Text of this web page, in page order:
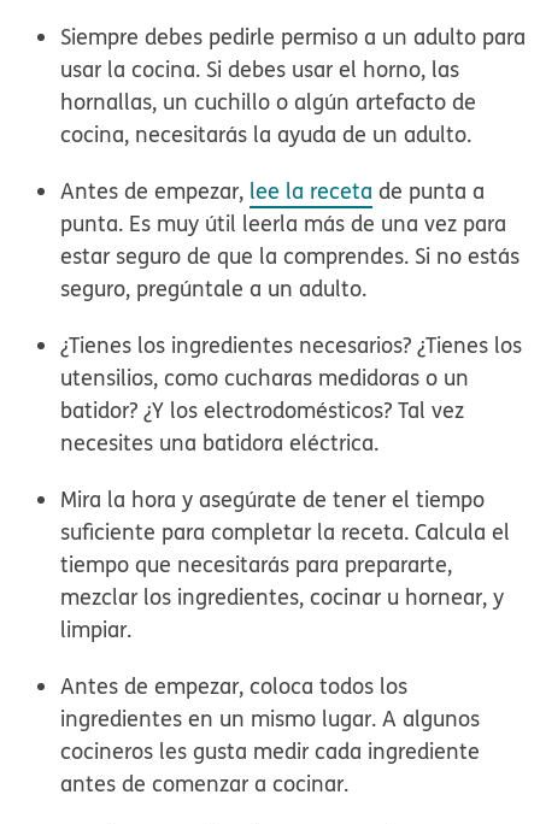
Siempre debes pedirle permiso a un adulto para
usar la cocina. Si debes usar el horno, las
hornallas, un cuchillo o algún artefacto de
cocina, necesitarás la ayuda de un adulto.
Antes de empezar, lee la receta de punta a
punta. Es muy útil leerla más de una vez para
estar seguro de que la comprendes. Si no estás
seguro, pregúntale a un adulto.
¿Tienes los ingredientes necesarios? ¿Tienes los
utensilios, como cucharas medidoras o un
batidor? ¿Y los electrodomésticos? Tal vez
necesites una batidora eléctrica.
Mira la hora y asegúrate de tener el tiempo
suficiente para completar la receta. Calcula el
tiempo que necesitarás para prepararte,
mezclar los ingredientes, cocinar u hornear, y
limpiar.
Antes de empezar, coloca todos los
ingredientes en un mismo lugar. A algunos
cocineros les gusta medir cada ingrediente
antes de comenzar a cocinar.